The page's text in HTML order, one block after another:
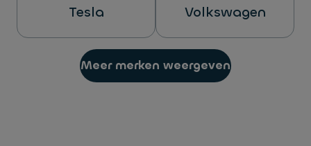
Tesla Volkswagen
Meer merken weergeven